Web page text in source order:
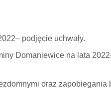
podjęcie uchwały.
Domaniewice na lata
oraz zapobiegania